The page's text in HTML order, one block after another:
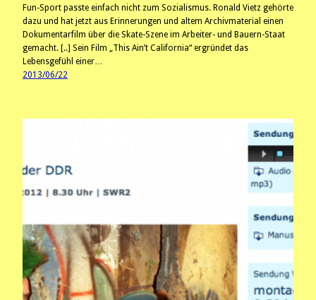
Fun-Sport passte einfach nicht zum Sozialismus. Ronald Vietz gehörte
dazu und hat jetzt aus Erinnerungen und altem Archivmaterial einen
Dokumentarfilm über die Skate-Szene im Arbeiter- und Bauern-Staat
gemacht. [..] Sein Film „This Ain’t California“ ergründet das
Lebensgefühl einer…
2013/06/22